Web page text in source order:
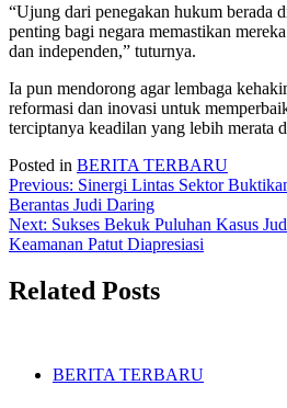
“Ujung dari penegakan hukum berada
penting bagi negara memastikan
dan independen,” tuturnya.
Ia pun mendorong agar lembaga
reformasi dan inovasi untuk
terciptanya keadilan yang lebih merata
Posted in BERITA TERBARU
Navigasi
pos
Previous: Sinergi Lintas Sektor
Berantas Judi Daring
Next: Sukses Bekuk Puluhan Kasus
Keamanan Patut Diapresiasi
Related Posts
BERITA TERBARU